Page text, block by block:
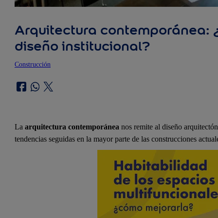
Arquitectura contemporánea:
diseño institucional?
Construcción
La arquitectura contemporánea nos remite al diseño
tendencias seguidas en la mayor parte de las construcciones